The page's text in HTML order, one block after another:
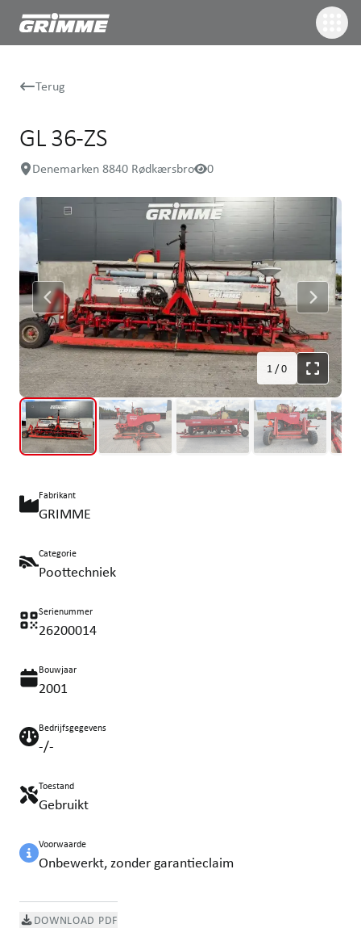
Terug
GL 36-ZS
Denemarken 8840 Rødkærsbro 0
1/0
Fabrikant
GRIMME
Categorie
Poottechniek
Serienummer
26200014
Bouwjaar
2001
Bedrijfsgegevens
-/-
Toestand
Gebruikt
Voorwaarde
Onbewerkt, zonder garantieclaim
DOWNLOAD PDF